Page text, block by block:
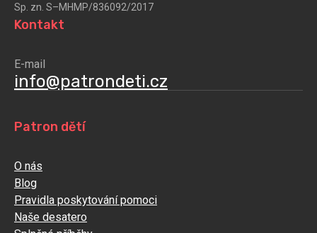
Sp. zn. S–MHMP/836092/2017
Patron dětí
O nás
Blog
Pravidla poskytování pomoci
Naše desatero
Kontakt
E-mail
info@patrondeti.cz